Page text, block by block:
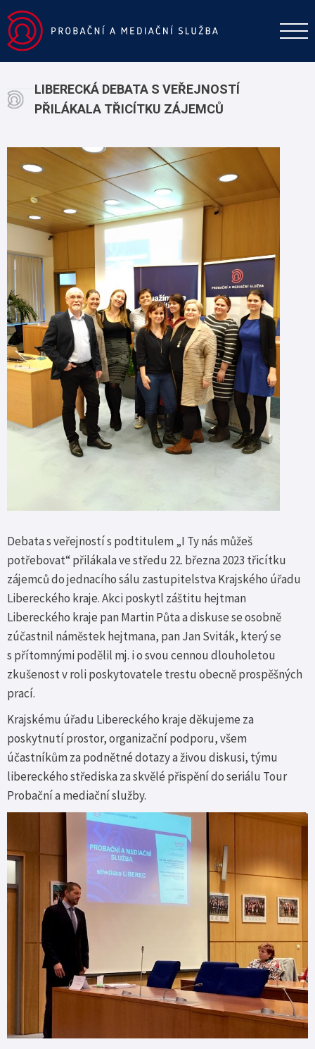
LIBERECKÁ DEBATA S VEŘEJNOSTÍ
PŘILÁKALA TŘICÍTKU ZÁJEMCŮ
Debata s veřejností s podtitulem „I Ty nás můžeš
potřebovat“ přilákala ve středu 22. března 2023 třicítku
zájemců do jednacího sálu zastupitelstva Krajského úřadu
Libereckého kraje. Akci poskytl záštitu hejtman
Libereckého kraje pan Martin Půta a diskuse se osobně
zúčastnil náměstek hejtmana, pan Jan Sviták, který se
s přítomnými podělil mj. i o svou cennou dlouholetou
zkušenost v roli poskytovatele trestu obecně prospěšných
prací.
Krajskému úřadu Libereckého kraje děkujeme za
poskytnutí prostor, organizační podporu, všem
účastníkům za podnětné dotazy a živou diskusi, týmu
libereckého střediska za skvělé přispění do seriálu Tour
Probační a mediační služby.